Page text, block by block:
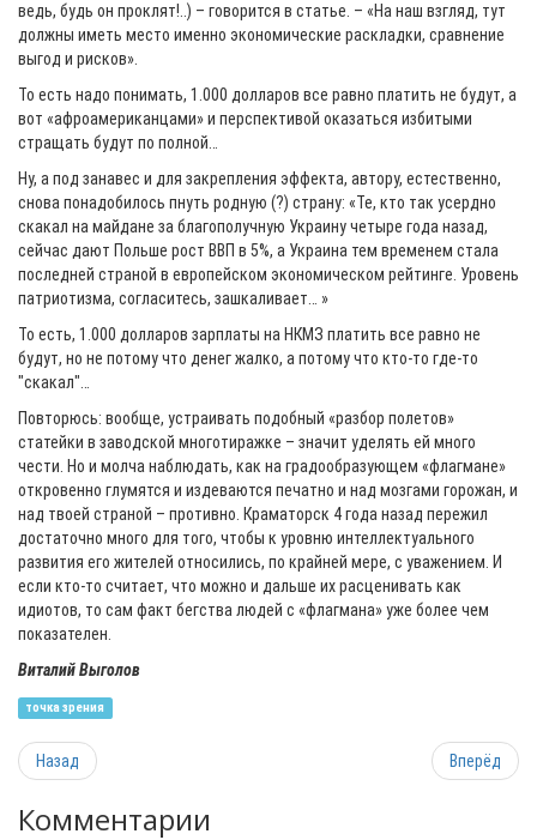
ведь, будь он проклят!..) – говорится в статье. – «На наш взгляд, тут
должны иметь место именно экономические раскладки, сравнение
выгод и рисков».
То есть надо понимать, 1.000 долларов все равно платить не будут, а
вот «афроамериканцами» и перспективой оказаться избитыми
стращать будут по полной…
Ну, а под занавес и для закрепления эффекта, автору, естественно,
снова понадобилось пнуть родную (?) страну: «Те, кто так усердно
скакал на майдане за благополучную Украину четыре года назад,
сейчас дают Польше рост ВВП в 5%, а Украина тем временем стала
последней страной в европейском экономическом рейтинге. Уровень
патриотизма, согласитесь, зашкаливает… »
То есть, 1.000 долларов зарплаты на НКМЗ платить все равно не
будут, но не потому что денег жалко, а потому что кто-то где-то
"скакал"…
Повторюсь: вообще, устраивать подобный «разбор полетов»
статейки в заводской многотиражке – значит уделять ей много
чести. Но и молча наблюдать, как на градообразующем «флагмане»
откровенно глумятся и издеваются печатно и над мозгами горожан, и
над твоей страной – противно. Краматорск 4 года назад пережил
достаточно много для того, чтобы к уровню интеллектуального
развития его жителей относились, по крайней мере, с уважением. И
если кто-то считает, что можно и дальше их расценивать как
идиотов, то сам факт бегства людей с «флагмана» уже более чем
показателен.
Виталий Выголов
точка зрения
Назад Вперёд
Комментарии